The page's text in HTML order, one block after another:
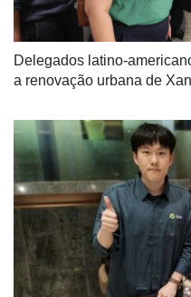
Delegados latino-
a renovação urbana de